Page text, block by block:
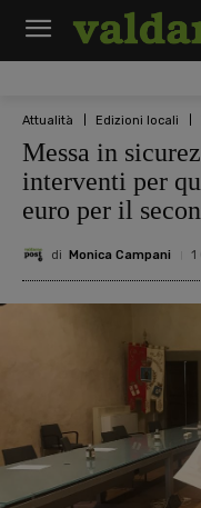
Attualità Edizioni locali
Messa in
interventi per
euro per il
di Monica Campani 1